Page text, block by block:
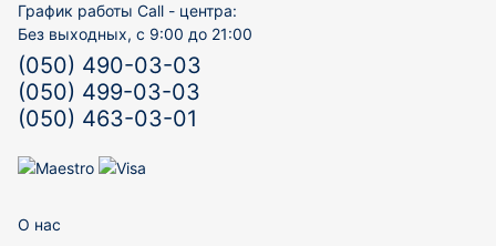
График работы Call - центра:
Без выходных, с 9:00 до 21:00
(050) 490-03-03
(050) 499-03-03
(050) 463-03-01
О нас